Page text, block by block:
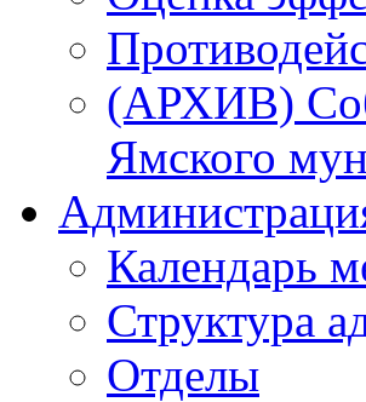
(АРХИВ)
Ямского
Календарь
Структура
Отделы